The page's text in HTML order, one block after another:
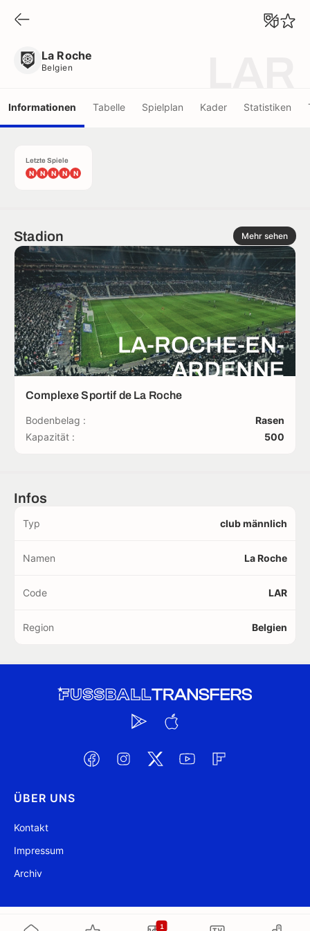
1
La Roche
Belgien
Informationen Tabelle Spielplan Kader Statistiken
Letzte Spiele
N N N N N
Stadion Mehr sehen
LA-ROCHE-EN-
ARDENNE
Complexe Sportif de La Roche
Bodenbelag :
Rasen
Kapazität :
500
Infos
Typ club männlich
Namen La Roche
Code LAR
Region Belgien
ÜBER UNS
Kontakt
Impressum
Archiv
@ FussballTransfers.com 2009-2026